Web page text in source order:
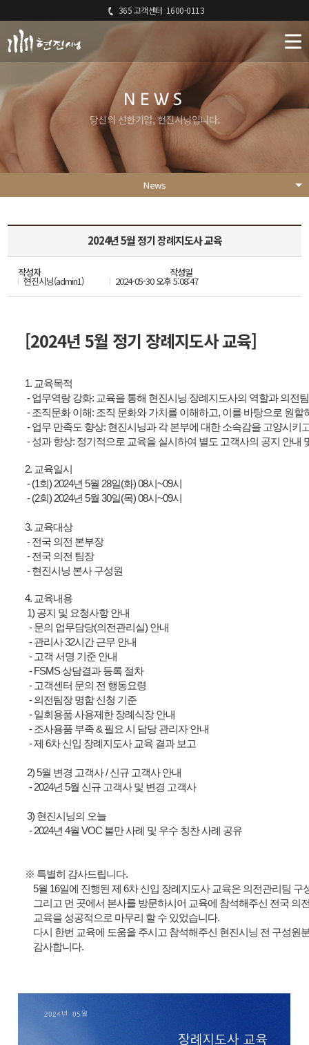
365 고객센터 1600-0113
NEWS
당신의 선한기업, 현진시닝입니다.
News
2024년 5월 정기 장례지도사 교육
작성자
현진시닝(admin1)
작성일
2024-05-30 오후 5:08:47
[2024년 5월 정기 장례지도사 교육]
1. 교육목적
- 업무역랑 강화: 교육을 통해 현진시닝 장례지도사의 역할과 의전
- 조직문화 이해: 조직 문화와 가치를 이해하고, 이를 바탕으로 원할
- 업무 만족도 향상: 현진시닝과 각 본부에 대한 소속감을 고양시키
- 성과 향상: 정기적으로 교육을 실시하여 별도 고객사의 공지 안내
2. 교육일시
- (1회) 2024년 5월 28일(화) 08시~09시
- (2회) 2024년 5월 30일(목) 08시~09시
3. 교육대상
- 전국 의전 본부장
- 전국 의전 팀장
- 현진시닝 본사 구성원
4. 교육내용
1) 공지 및 요청사항 안내
- 문의 업무담당(의전관리실) 안내
- 관리사 32시간 근무 안내
- 고객 서명 기준 안내
- FSMS 상담결과 등록 절차
- 고객센터 문의 전 행동요령
- 의전팀장 명함 신청 기준
- 일회용품 사용제한 장례식장 안내
- 조사용품 부족 & 필요 시 담당 관리자 안내
- 제 6차 신입 장례지도사 교육 결과 보고
2) 5월 변경 고객사 / 신규 고객사 안내
- 2024년 5월 신규 고객사 및 변경 고객사
3) 현진시닝의 오늘
- 2024년 4월 VOC 불만 사례 및 우수 칭찬 사례 공유
※ 특별히 감사드립니다.
5월 16일에 진행된 제 6차 신입 장례지도사 교육은 의전관리팀 구
그리고 먼 곳에서 본사를 방문하시어 교육에 참석해주신 전국 의
교육을 성공적으로 마무리 할 수 있었습니다.
다시 한번 교육에 도움을 주시고 참석해주신 현진시닝 전 구성원
감사합니다.